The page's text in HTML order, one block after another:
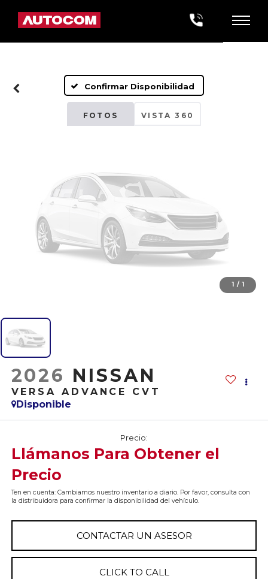
Confirmar Disponibilidad
FOTOS VISTA 360
Fotos No
Disponibles
Por favor, revise luego
1 / 1
2026 NISSAN
VERSA ADVANCE CVT
Disponible
Precio:
Llámanos Para Obtener el
Precio
Ten en cuenta: Cambiamos nuestro inventario a diario. Por favor, consulta con
la distribuidora para confirmar la disponibilidad del vehículo.
CONTACTAR UN ASESOR
CLICK TO CALL